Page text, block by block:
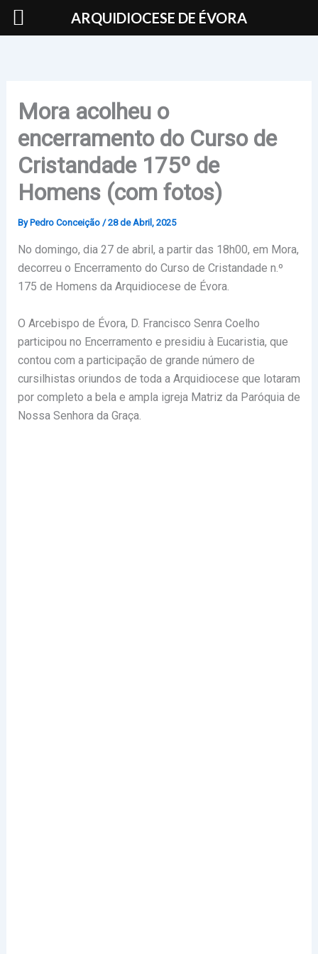
Skip
Mora acolheu o
encerramento do Curso de
Cristandade 175º de
Homens (com fotos)
By Pedro Conceição /28 de Abril, 2025
No domingo, dia 27 de abril, a partir das 18h00, em Mora,
decorreu o Encerramento do Curso de Cristandade n.º
175 de Homens da Arquidiocese de Évora.
O Arcebispo de Évora, D. Francisco Senra Coelho
participou no Encerramento e presidiu à Eucaristia, que
contou com a participação de grande número de
cursilhistas oriundos de toda a Arquidiocese que lotaram
por completo a bela e ampla igreja Matriz da Paróquia de
Nossa Senhora da Graça.
ARQUIDIOCESE DE ÉVORA